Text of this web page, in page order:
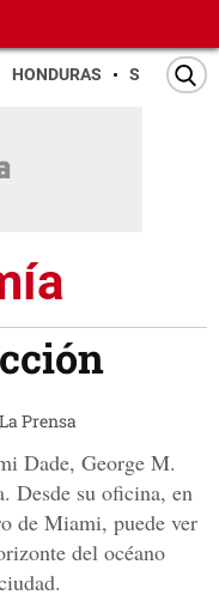
HONDURAS SAN PEDRO
Prensa
Dade, George M.
Desde su oficina, en
de Miami, puede ver
del océano